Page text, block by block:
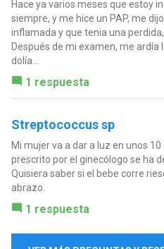
Hace ya varios meses que estoy
siempre, y me hice un PAP, me
inflamada y que tenia una
Después de mi examen, me ardía
dolía...
1 respuesta
Streptococcus sp
Mi mujer va a dar a luz en unos
prescrito por el ginecólogo se ha
Quisiera saber si el bebe corre
abrazo.
1 respuesta